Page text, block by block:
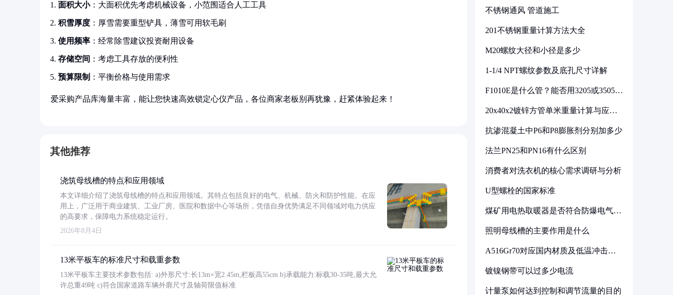
面积大小：大面积优先考虑机械设备，小范围适合人工工具
积雪厚度 ：厚雪需要重型铲具，薄雪可用软毛刷
使用频率 ：经常除雪建议投资耐用设备
存储空间 ：考虑工具存放的便利性
预算限制 ：平衡价格与使用需求
爱采购产品库海量丰富，能让您快速高效锁定心仪产品，各位商家老板别再犹豫，赶紧体验起来！
其他推荐
浇筑母线槽的特点和应用领域
本文详细介绍了浇筑母线槽的特点和应用领域。其特点包括良好的电气、机械、防火和防护性能。在应
用上，广泛用于商业建筑、工业厂房、医院和数据中心等场所，凭借自身优势满足不同领域对电力供应
的高要求，保障电力系统稳定运行。
2026年8月4日
13米平板车的标准尺寸和载重参数
13米平板车主要技术参数包括: a)外形尺寸:长13m×宽2.45m,栏板高55cm b)承载能力:标载30-35吨,最大允
许总重49吨 c)符合国家道路车辆外廓尺寸及轴荷限值标准
不锈钢通风 管道施工
201不锈钢重量计算方法大全
M20螺纹大径和小径是多少
1-1/4 NPT螺纹参数及底孔尺寸详解
F1010E是什么管？能否用3205或3505代
20x40x2镀锌方管单米重量计算与应用
抗渗混凝土中P6和P8膨胀剂分别加多少
法兰PN25和PN16有什么区别
消费者对洗衣机的核心需求调研与分析
U型螺栓的国家标准
煤矿用电热取暖器是否符合防爆电气设
照明母线槽的主要作用是什么
A516Gr70对应国内材质及低温冲击要
镀镍钢带可以过多少电流
计量泵如何达到控制和调节流量的目的